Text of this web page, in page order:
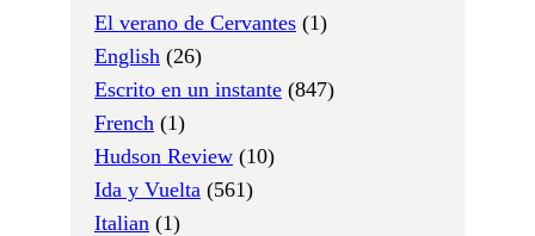
El verano de Cervantes (1)
English (26)
Escrito en un instante (847)
French (1)
Hudson Review (10)
Ida y Vuelta (561)
Italian (1)